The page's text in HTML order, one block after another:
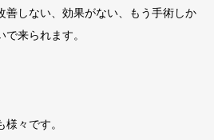
善しない、効果がない、もう手術しか
来られます。
々です。